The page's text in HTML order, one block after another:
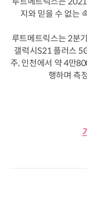
지와 믿을 수 없는
루트메트릭스는 2분
갤럭시S21 플러스
주, 인천에서 약 4만
행하며 측